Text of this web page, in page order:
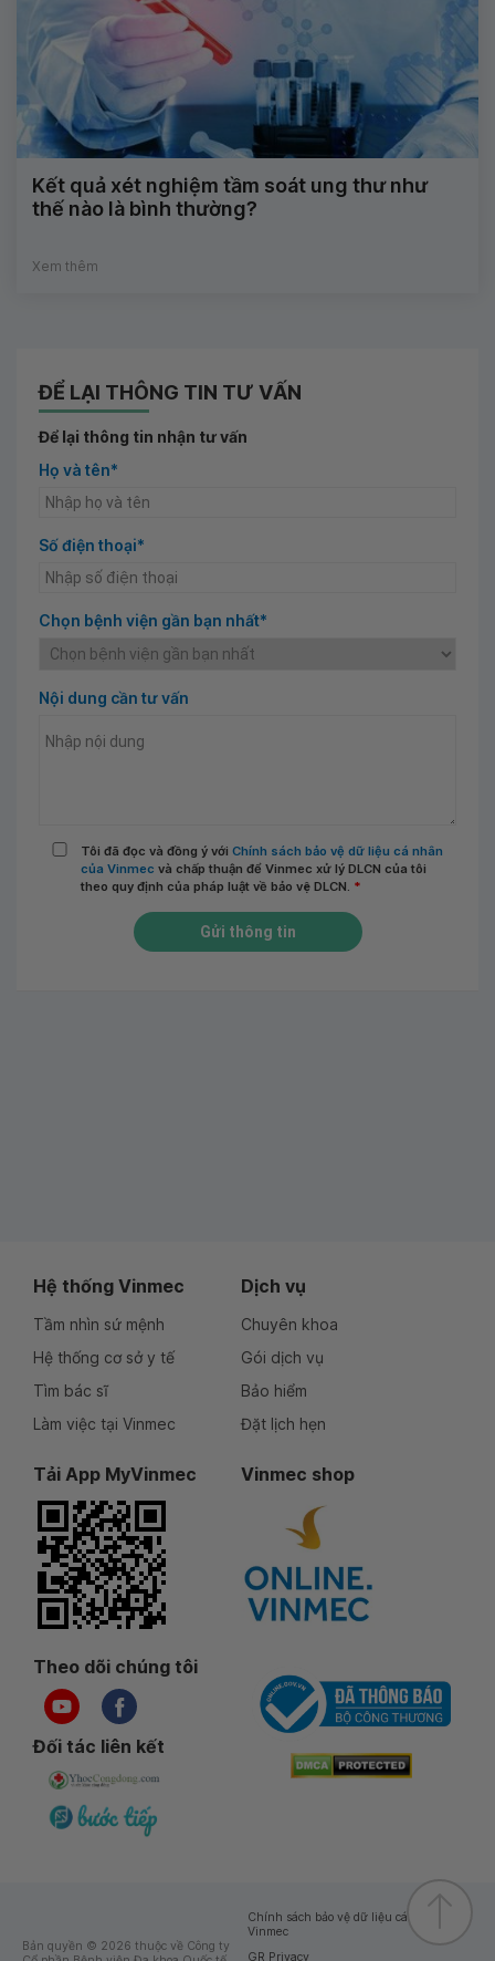
Kết quả xét nghiệm tầm soát ung thư như
thế nào là bình thường?
Xem thêm
ĐỂ LẠI THÔNG TIN TƯ VẤN
Để lại thông tin nhận tư vấn
Họ và tên*
Số điện thoại*
Chọn bệnh viện gần bạn nhất*
Nội dung cần tư vấn
Tôi đã đọc và đồng ý với Chính sách bảo vệ dữ liệu cá nhân
của Vinmec và chấp thuận để Vinmec xử lý DLCN của tôi
theo quy định của pháp luật về bảo vệ DLCN. *
Gửi thông tin
Hệ thống Vinmec
Tầm nhìn sứ mệnh
Hệ thống cơ sở y tế
Tìm bác sĩ
Làm việc tại Vinmec
Dịch vụ
Chuyên khoa
Gói dịch vụ
Bảo hiểm
Đặt lịch hẹn
Tải App MyVinmec Vinmec shop
Theo dõi chúng tôi
Đối tác liên kết
Bản quyền © 2026 thuộc về Công ty
Chính sách bảo vệ dữ liệu cá nhân của
Vinmec
GR Privacy